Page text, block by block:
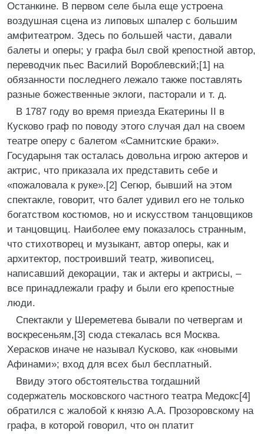
Останкине. В первом селе была еще устроена
воздушная сцена из липовых шпалер с большим
амфитеатром. Здесь по большей части, давали
балеты и оперы; у графа был свой крепостной автор,
переводчик пьес Василий Вороблевский;[1] на
обязанности последнего лежало также поставлять
разные божественные эклоги, пасторали и т. д.
В 1787 году во время приезда Екатерины II в
Кусково граф по поводу этого случая дал на своем
театре оперу с балетом «Самнитские браки».
Государыня так осталась довольна игрою актеров и
актрис, что приказала их представить себе и
«пожаловала к руке».[2] Сегюр, бывший на этом
спектакле, говорит, что балет удивил его не только
богатством костюмов, но и искусством танцовщиков
и танцовщиц. Наиболее ему показалось странным,
что стихотворец и музыкант, автор оперы, как и
архитектор, построивший театр, живописец,
написавший декорации, так и актеры и актрисы, –
все принадлежали графу и были его крепостные
люди.
Спектакли у Шереметева бывали по четвергам и
воскресеньям,[3] сюда стекалась вся Москва.
Херасков иначе не называл Кусково, как «новыми
Афинами»; вход для всех был бесплатный.
Ввиду этого обстоятельства тогдашний
содержатель московского частного театра Медокс[4]
обратился с жалобой к князю А.А. Прозоровскому на
графа, в которой говорил, что он платит